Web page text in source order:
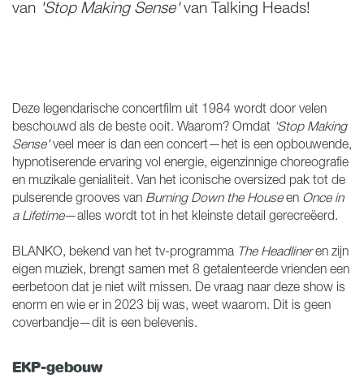
van 'Stop Making Sense'van Talking Heads!
Deze legendarische concertfilm uit 1984 wordt door velen
beschouwd als de beste ooit. Waarom? Omdat 'Stop Making
Sense'veel meer is dan een concert—het is een opbouwende,
hypnotiserende ervaring vol energie, eigenzinnige choreografie
en muzikale genialiteit. Van het iconische oversized pak tot de
pulserende grooves van Burning Down the Houseen Once in
a Lifetime—alles wordt tot in het kleinste detail gerecreëerd.
BLANKO, bekend van het tv-programma The Headlineren zijn
eigen muziek, brengt samen met 8 getalenteerde vrienden een
eerbetoon dat je niet wilt missen. De vraag naar deze show is
enorm en wie er in 2023 bij was, weet waarom. Dit is geen
coverbandje—dit is een belevenis.
EKP-gebouw